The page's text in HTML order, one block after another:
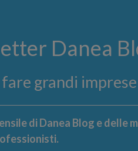
Danea
grandi imprese
di Danea Blog e delle